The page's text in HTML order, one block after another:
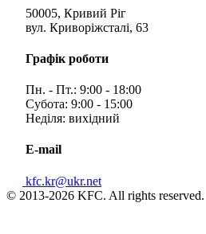
50005, Кривий Ріг
вул. Криворіжсталі, 63
Графік роботи
Пн. - Пт.: 9:00 - 18:00
Субота: 9:00 - 15:00
Неділя: вихідний
E-mail
kfc.kr@ukr.net
© 2013-2026 KFC. All rights reserved.